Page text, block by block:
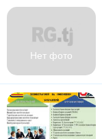
Нет фото